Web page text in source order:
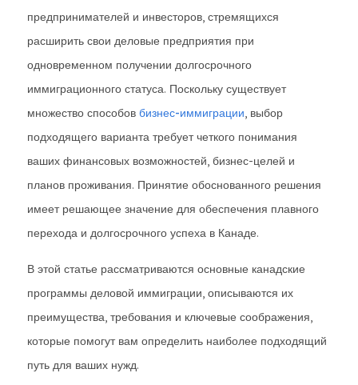
предпринимателей и инвесторов, стремящихся
расширить свои деловые предприятия при
одновременном получении долгосрочного
иммиграционного статуса. Поскольку существует
множество способов бизнес-иммиграции, выбор
подходящего варианта требует четкого понимания
ваших финансовых возможностей, бизнес-целей и
планов проживания. Принятие обоснованного решения
имеет решающее значение для обеспечения плавного
перехода и долгосрочного успеха в Канаде.
В этой статье рассматриваются основные канадские
программы деловой иммиграции, описываются их
преимущества, требования и ключевые соображения,
которые помогут вам определить наиболее подходящий
путь для ваших нужд.